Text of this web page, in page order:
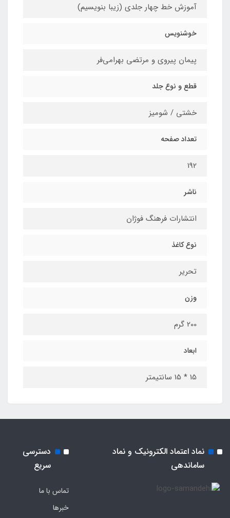
آموزش خط چهار جلدی (زیبا بنویسیم)
خوشنویس
پیمان پیروی و مرتضی بهرامی‌فر
قطع و نوع جلد
خشتی / شومیز
تعداد صفحه
192
ناشر
انتشارات فرهنگ فوژان
نوع کاغذ
تحریر
وزن
200 گرم
ابعاد
15 * 15 سانتیمتر
نماد اعتماد الکترونیک و نماد
ساماندهی
دسترسی
سریع
تماس با ما
خبرها